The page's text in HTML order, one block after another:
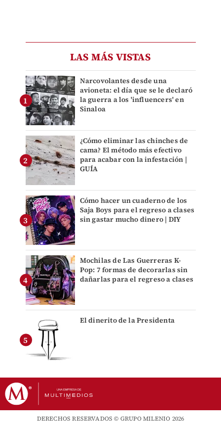
LAS MÁS VISTAS
Narcovolantes desde una
avioneta: el día que se le declaró
la guerra a los 'influencers' en
Sinaloa
¿Cómo eliminar las chinches de
cama? El método más efectivo
para acabar con la infestación |
GUÍA
Cómo hacer un cuaderno de los
Saja Boys para el regreso a clases
sin gastar mucho dinero | DIY
Mochilas de Las Guerreras K-
Pop: 7 formas de decorarlas sin
dañarlas para el regreso a clases
El dinerito de la Presidenta
DERECHOS RESERVADOS © GRUPO MILENIO 2026